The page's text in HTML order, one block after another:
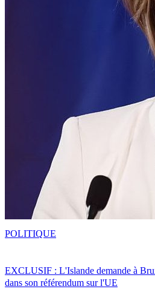
EXCLUSIF : L'Islande demande à
dans son référendum sur l'UE
POLITIQUE